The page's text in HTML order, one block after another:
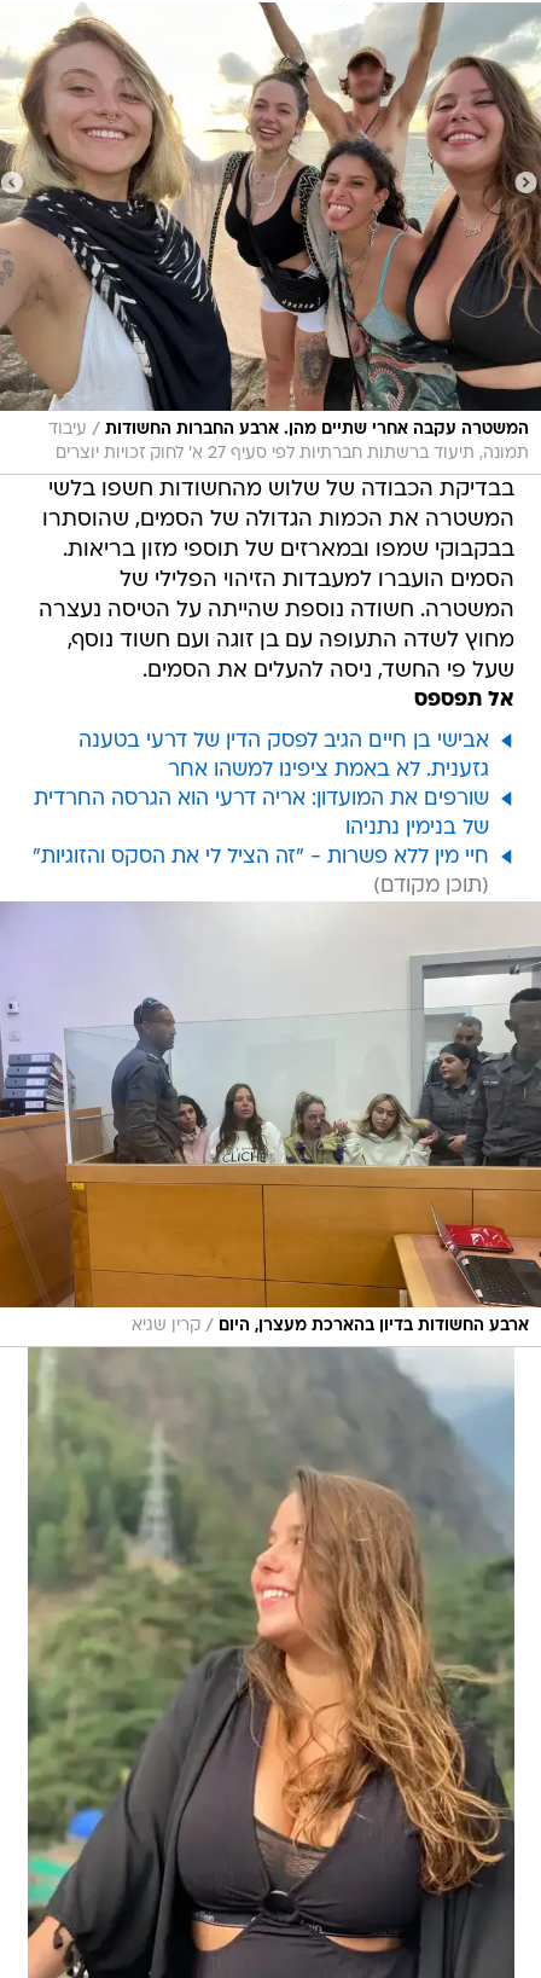
המשטרה עקבה אחרי שתיים מהן. ארבע החברות החשודות / עיבוד
תמונה, תיעוד ברשתות חברתיות לפי סעיף 27 א' לחוק זכויות יוצרים
בבדיקת הכבודה של שלוש מהחשודות חשפו בלשי
המשטרה את הכמות הגדולה של הסמים, שהוסתרו
בבקבוקי שמפו ובמארזים של תוספי מזון בריאות.
הסמים הועברו למעבדות הזיהוי הפלילי של
המשטרה. חשודה נוספת שהייתה על הטיסה נעצרה
מחוץ לשדה התעופה עם בן זוגה ועם חשוד נוסף,
שעל פי החשד, ניסה להעלים את הסמים.
אל תפספס
אבישי בן חיים הגיב לפסק הדין של דרעי בטענה
גזענית. לא באמת ציפינו למשהו אחר
שורפים את המועדון: אריה דרעי הוא הגרסה החרדית
של בנימין נתניהו
חיי מין ללא פשרות - "זה הציל לי את הסקס והזוגיות"
ארבע החשודות בדיון בהארכת מעצרן, היום / קרין שגיא